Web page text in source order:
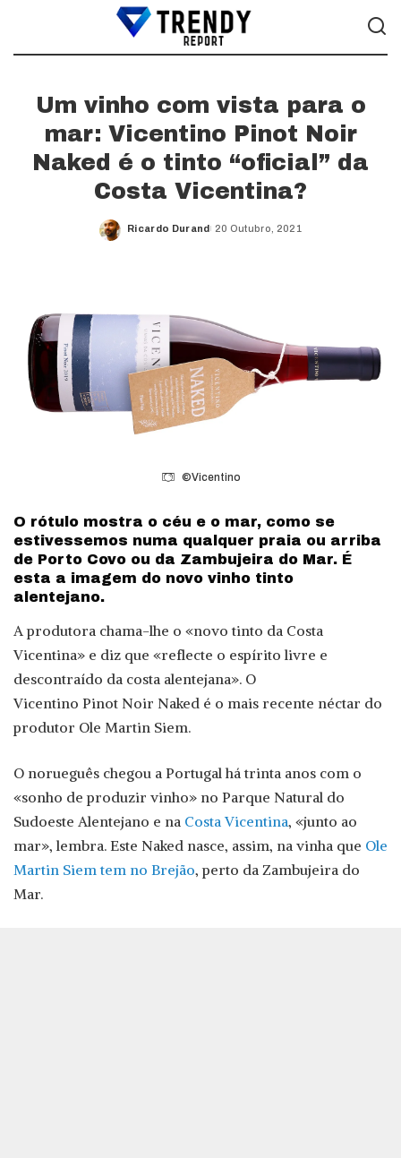
Um vinho com vista para o
mar: Vicentino Pinot Noir
Naked é o tinto “oficial” da
Costa Vicentina?
Posted
Ricardo Durand 20 Outubro, 2021
©Vicentino
O rótulo mostra o céu e o mar, como se
estivessemos numa qualquer praia ou arriba
de Porto Covo ou da Zambujeira do Mar. É
esta a imagem do novo vinho tinto
alentejano.
A produtora chama-lhe o «novo tinto da Costa
Vicentina» e diz que «reflecte o espírito livre e
descontraído da costa alentejana». O
Vicentino Pinot Noir Naked é o mais recente néctar do
produtor Ole Martin Siem.
O norueguês chegou a Portugal há trinta anos com o
«sonho de produzir vinho» no Parque Natural do
Sudoeste Alentejano e na Costa Vicentina, «junto ao
mar», lembra. Este Naked nasce, assim, na vinha que Ole
Martin Siem tem no Brejão, perto da Zambujeira do
Mar.